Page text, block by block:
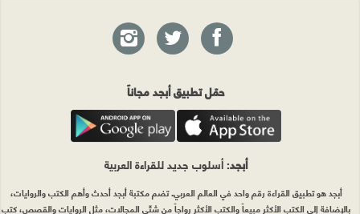
حمّل تطبيق أبجد مجاناً
أبجد: أسلوب جديد للقراءة العربية
أبجد هو تطبيق القراءة رقم واحد في العالم العربي. تضم مكتبة أبجد أحدث وأهم الكتب والروايات،
بالإضافة إلى الكتب الأكثر مبيعاً والكتب الأكثر رواجاً من شتّى المجالات، مثل الروايات والقصص، كتب